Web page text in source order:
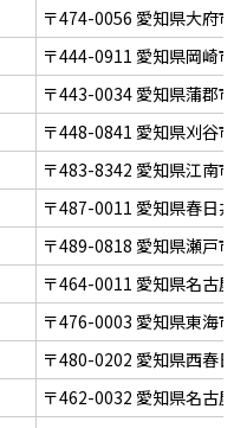
〒474-0056 愛知県大府市
〒444-0911 愛知県岡崎市
〒443-0034 愛知県蒲郡市
〒448-0841 愛知県刈谷市
〒483-8342 愛知県江南市
〒487-0011 愛知県春日井
〒489-0818 愛知県瀬戸市
〒464-0011 愛知県名古屋
〒476-0003 愛知県東海市
〒480-0202 愛知県西春日
〒462-0032 愛知県名古屋